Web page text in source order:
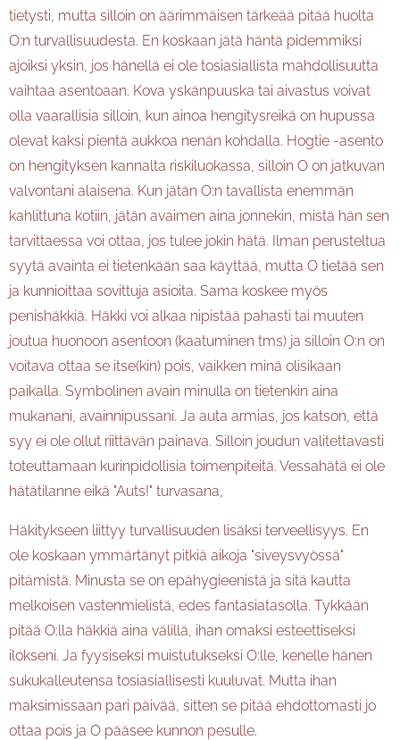
tietysti, mutta silloin on äärimmäisen tärkeää pitää huolta
O:n turvallisuudesta. En koskaan jätä häntä pidemmiksi
ajoiksi yksin, jos hänellä ei ole tosiasiallista mahdollisuutta
vaihtaa asentoaan. Kova yskänpuuska tai aivastus voivat
olla vaarallisia silloin, kun ainoa hengitysreikä on hupussa
olevat kaksi pientä aukkoa nenän kohdalla. Hogtie -asento
on hengityksen kannalta riskiluokassa, silloin O on jatkuvan
valvontani alaisena. Kun jätän O:n tavallista enemmän
kahlittuna kotiin, jätän avaimen aina jonnekin, mistä hän sen
tarvittaessa voi ottaa, jos tulee jokin hätä. Ilman perusteltua
syytä avainta ei tietenkään saa käyttää, mutta O tietää sen
ja kunnioittaa sovittuja asioita. Sama koskee myös
penishäkkiä. Häkki voi alkaa nipistää pahasti tai muuten
joutua huonoon asentoon (kaatuminen tms) ja silloin O:n on
voitava ottaa se itse(kin) pois, vaikken minä olisikaan
paikalla. Symbolinen avain minulla on tietenkin aina
mukanani, avainnipussani. Ja auta armias, jos katson, että
syy ei ole ollut riittävän painava. Silloin joudun valitettavasti
toteuttamaan kurinpidollisia toimenpiteitä. Vessahätä ei ole
hätätilanne eikä "Auts!" turvasana,
Häkitykseen liittyy turvallisuuden lisäksi terveellisyys. En
ole koskaan ymmärtänyt pitkiä aikoja "siveysvyössä"
pitämistä. Minusta se on epähygieenistä ja sitä kautta
melkoisen vastenmielistä, edes fantasiatasolla. Tykkään
pitää O:lla häkkiä aina välillä, ihan omaksi esteettiseksi
ilokseni. Ja fyysiseksi muistutukseksi O:lle, kenelle hänen
sukukalleutensa tosiasiallisesti kuuluvat. Mutta ihan
maksimissaan pari päivää, sitten se pitää ehdottomasti jo
ottaa pois ja O pääsee kunnon pesulle.